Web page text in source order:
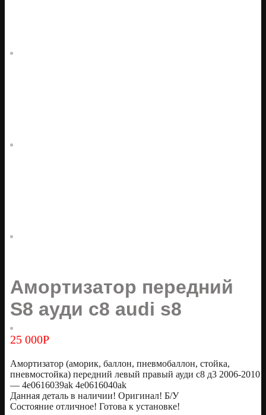
Амортизатор передний
S8 ауди с8 audi s8
25 000Р
Амортизатор (аморик, баллон, пневмобаллон, стойка,
пневмостойка) передний левый правый ауди с8 д3 2006-2010
— 4e0616039ak 4e0616040ak
Данная деталь в наличии! Оригинал! Б/У
Состояние отличное! Готова к установке!